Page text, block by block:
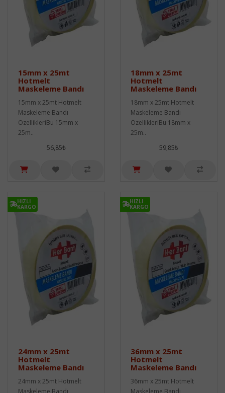
15mm x 25mt
Hotmelt
Maskeleme Bandı
15mm x 25mt Hotmelt
Maskeleme Bandı
ÖzellikleriBu 15mm x
25m..
56,85₺
18mm x 25mt
Hotmelt
Maskeleme Bandı
18mm x 25mt Hotmelt
Maskeleme Bandı
ÖzellikleriBu 18mm x
25m..
59,85₺
HIZLI
KARGO
24mm x 25mt
Hotmelt
Maskeleme Bandı
24mm x 25mt Hotmelt
Maskeleme Bandı
HIZLI
KARGO
36mm x 25mt
Hotmelt
Maskeleme Bandı
36mm x 25mt Hotmelt
Maskeleme Bandı